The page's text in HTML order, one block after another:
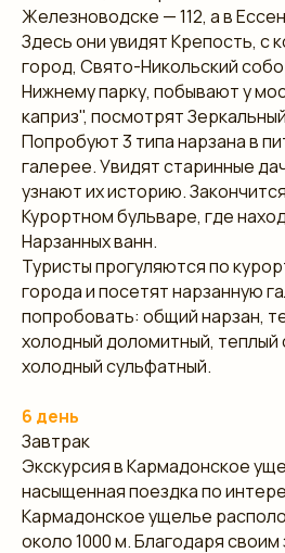
Железноводске — 112, а в
Здесь они увидят Крепость, с
город, Свято-Никольский
Нижнему парку, побывают у
каприз", посмотрят
Попробуют 3 типа нарзана в
галерее. Увидят старинные
узнают их историю.
Курортном бульваре, где
Нарзанных ванн.
Туристы прогуляются по
города и посетят нарзанную
попробовать: общий нарзан,
холодный доломитный, теплый
холодный сульфатный.
6 день
Завтрак
Экскурсия в Кармадонское
насыщенная поездка по
Кармадонское ущелье
около 1000 м. Благодаря